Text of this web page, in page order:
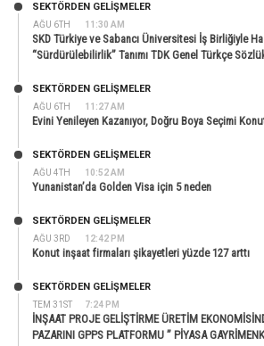
AĞU 6TH 11:30 AM
SEKTÖRDEN GELIŞMELER
SKD Türkiye ve Sabancı Üniversitesi İş Birliğiyle
“Sürdürülebilirlik” Tanımı TDK Genel Türkçe
AĞU 6TH 11:27 AM
SEKTÖRDEN GELIŞMELER
Evini Yenileyen Kazanıyor, Doğru Boya Seçimi
AĞU 4TH 10:52 AM
SEKTÖRDEN GELIŞMELER
Yunanistan’da Golden Visa için 5 neden
AĞU 3RD 12:42 PM
SEKTÖRDEN GELIŞMELER
Konut inşaat firmaları şikayetleri yüzde 127 arttı
TEM 31ST 7:24 PM
SEKTÖRDEN GELIŞMELER
İNŞAAT PROJE GELİŞTİRME ÜRETİM
PAZARINI GPPS PLATFORMU ” PİYASA